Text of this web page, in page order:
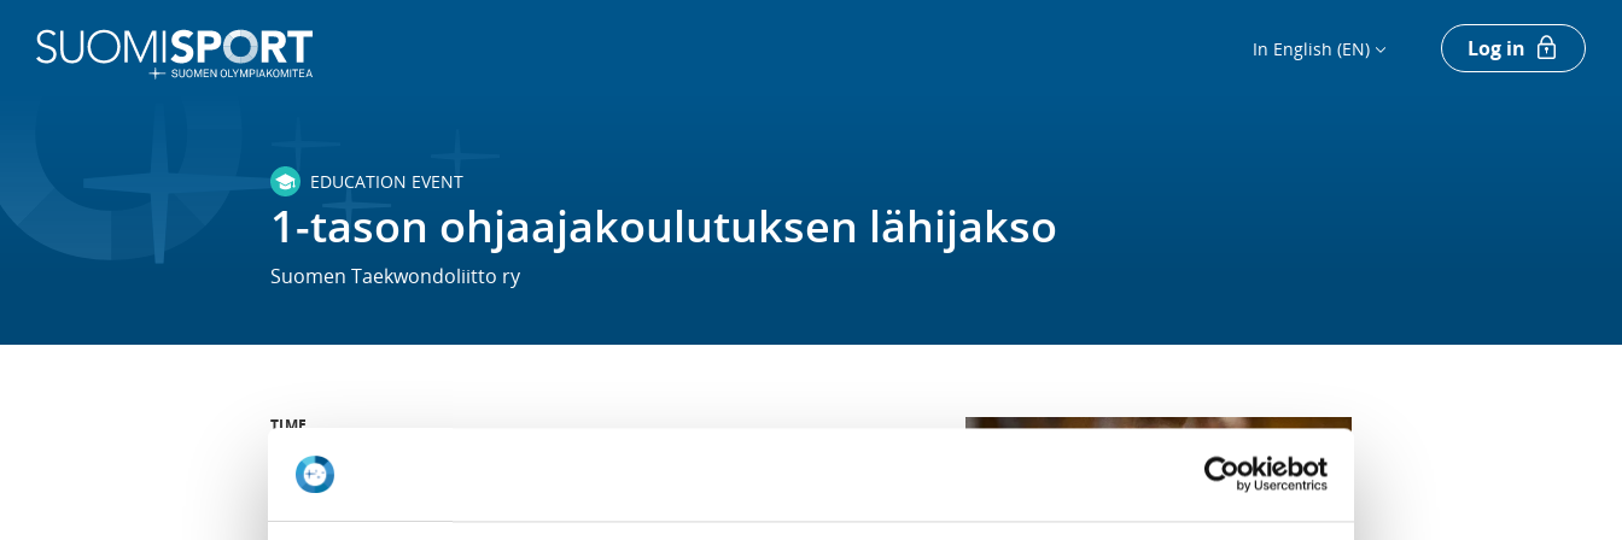
In English (EN) Log in
EDUCATION EVENT
1-tason ohjaajakoulutuksen lähijakso
Suomen Taekwondoliitto ry
TIME
Sa 3.9.2022 at 09:00 -
LOCATION